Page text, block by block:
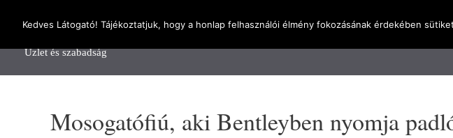
OnlineSeedsMan
Üzlet és szabadság
Mosogatófiú, aki Bentleyben nyomja
Kedves Látogató! Tájékoztatjuk, hogy a honlap felhasználói élmény fokozásának érdekében